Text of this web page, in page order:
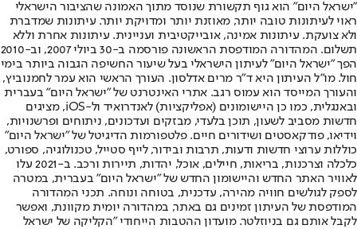
"ישראל היום" הוא גוף תקשורת שנוסד מתוך האמונה שהציבור הישראלי
ראוי לעיתונות טובה יותר, מאוזנת יותר ומדויקת יותר. עיתונות שמדברת
ולא צועקת. עיתונות אמינה, אובייקטיבית ועניינית. עיתונות אחרת וללא
תשלום. המהדורה המודפסת הראשונה פורסמה ב-30 ביולי 2007, וב-2010
הפך "ישראל היום" לעיתון הישראלי בעל שיעור החשיפה הגבוה ביותר בימי
חול. מו"ל העיתון היא ד"ר מרים אדלסון. העורך הראשי הוא עמר לחמנוביץ,
והעורך המייסד הוא עמוס רגב. אתרי האינטרנט של "ישראל היום" בעברית
ובאנגלית, כמו כן היישומונים (אפליקציות) לאנדרואיד ול-iOS, מציגים
חדשות מסביב לשעון, תוכן בלעדי, מבזקים ועדכונים, ניתוחים ופרשנויות,
וידיאו, פודקאסטים ושידורים חיים. פלטפורמות הדיגיטל של "ישראל היום"
כוללות ערוצי חדשות ודעות, תרבות ובידור, לייף סטייל, טכנולוגיה, ספורט,
כלכלה וצרכנות, בריאות, חיילים, אוכל, יהדות, תיירות ורכב. ב-2021 עלו
לאוויר האתר החדש והיישומון החדש של "ישראל היום" בעברית, במטרה
לספק לגולשים חוויה מהירה, עדכנית, בטוחה ונוחה. תכני המהדורה
המודפסת של העיתון זמינים גם באתר, במהדורה יומית מקוונת, ואפשר
לקבל אותם גם בניוזלטר. מועדון ההטבות הייחודי "הקליקה של ישראל